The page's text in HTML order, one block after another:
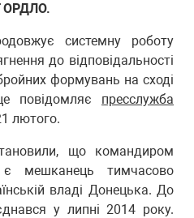
ОРДЛО.
системну роботу
до відповідальності
формувань на сході
повідомляє пресслужба
лютого.
що командиром
є мешканець тимчасово
владі Донецька. До
у липні 2014 року.